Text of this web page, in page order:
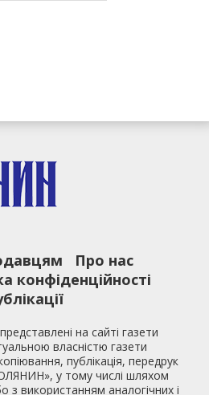
Про нас
конфіденційності
на сайті газети
власністю газети
публікація, передрук
у тому числі шляхом
з використанням аналогічних і